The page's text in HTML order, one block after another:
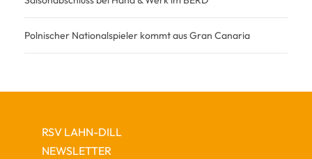
Polnischer Nationalspieler kommt aus Gran Canaria
RSV LAHN-DILL
NEWSLETTER